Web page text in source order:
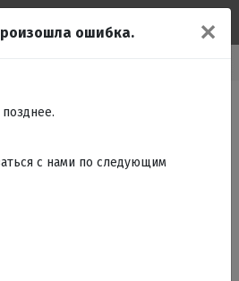
✕
ошибка.
с нами по следующим